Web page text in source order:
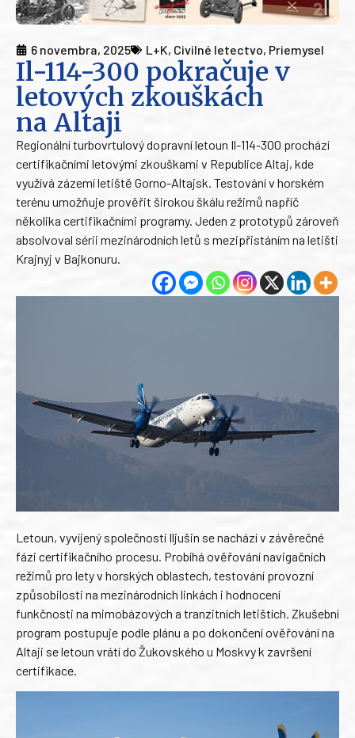
6 novembra, 2025 L+K, Civilné letectvo, Priemysel
Il-114-300 pokračuje v
letových zkouškách
na Altaji
Regionální turbovrtulový dopravní letoun Il-114-300 prochází
certifikačními letovými zkouškami v Republice Altaj, kde
využívá zázemí letiště Gorno-Altajsk. Testování v horském
terénu umožňuje prověřit širokou škálu režimů napříč
několika certifikačními programy. Jeden z prototypů zároveň
absolvoval sérii mezinárodních letů s mezipřistáním na letišti
Krajnyj v Bajkonuru.
Letoun, vyvíjený společností Iljušin se nachází v závěrečné
fázi certifikačního procesu. Probíhá ověřování navigačních
režimů pro lety v horských oblastech, testování provozní
způsobilosti na mezinárodních linkách i hodnocení
funkčnosti na mimobázových a tranzitních letištích. Zkušební
program postupuje podle plánu a po dokončení ověřování na
Altaji se letoun vrátí do Žukovského u Moskvy k završení
certifikace.